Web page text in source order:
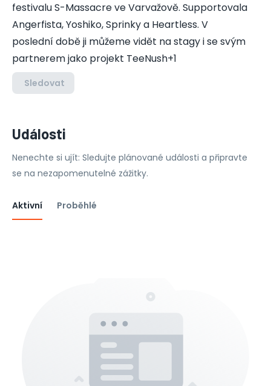
festivalu S-Massacre ve Varvažově. Supportovala
Angerfista, Yoshiko, Sprinky a Heartless. V
poslední době ji můžeme vidět na stagy i se svým
partnerem jako projekt TeeNush+1
Sledovat
Události
Nenechte si ujít: Sledujte plánované události a připravte
se na nezapomenutelné zážitky.
Aktivní Proběhlé